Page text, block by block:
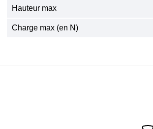
Hauteur max
Charge max (en N)